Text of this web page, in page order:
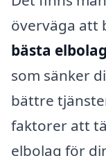
överväga att
bästa
som sänker
bättre
faktorer att
elbolag för